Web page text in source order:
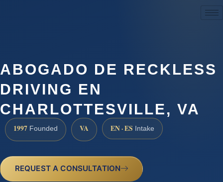
ABOGADO DE RECKLESS
DRIVING EN
CHARLOTTESVILLE, VA
1997 Founded VA EN · ES Intake
REQUEST A CONSULTATION